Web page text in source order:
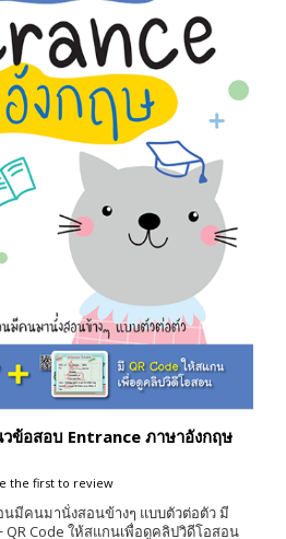
วข้อสอบ Entrance ภาษาอังกฤษ
the first to review
นมีคนมานั่งสอนข้างๆ แบบตัวต่อตัว มี
Code ให้สแกนเพื่อดูคลิปวิดีโอสอน